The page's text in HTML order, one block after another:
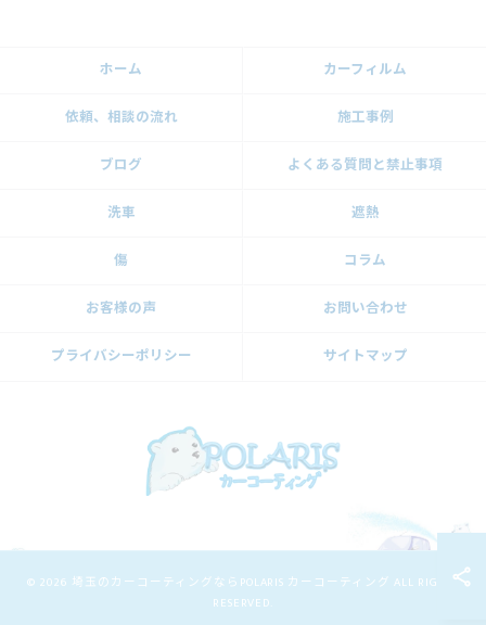
ホーム カーフィルム
依頼、相談の流れ 施工事例
ブログ よくある質問と禁止事項
洗車 遮熱
傷 コラム
お客様の声 お問い合わせ
プライバシーポリシー サイトマップ
© 2026 埼玉のカーコーティングならPOLARIS カーコーティング ALL RIGHTS
RESERVED.